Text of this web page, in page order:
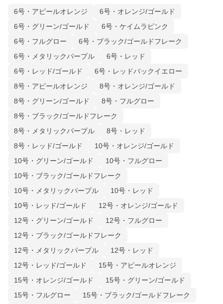
6号・アピールオレンジ
6号・オレンジ/ゴールド
6号・グリーン/ゴールド
6号・ケイムラピンク
6号・フルグロー
6号・ブラック/ゴールドフレーク
6号・メタリックパープル
6号・レッド
6号・レッド/ゴールド
6号・レッドバックイエロー
8号・アピールオレンジ
8号・オレンジ/ゴールド
8号・グリーン/ゴールド
8号・フルグロー
8号・ブラック/ゴールドフレーク
8号・メタリックパープル
8号・レッド
8号・レッド/ゴールド
10号・オレンジ/ゴールド
10号・グリーン/ゴールド
10号・フルグロー
10号・ブラック/ゴールドフレーク
10号・メタリックパープル
10号・レッド
10号・レッド/ゴールド
12号・オレンジ/ゴールド
12号・グリーン/ゴールド
12号・フルグロー
12号・ブラック/ゴールドフレーク
12号・メタリックパープル
12号・レッド
12号・レッド/ゴールド
15号・アピールオレンジ
15号・オレンジ/ゴールド
15号・グリーン/ゴールド
15号・フルグロー
15号・ブラック/ゴールドフレーク